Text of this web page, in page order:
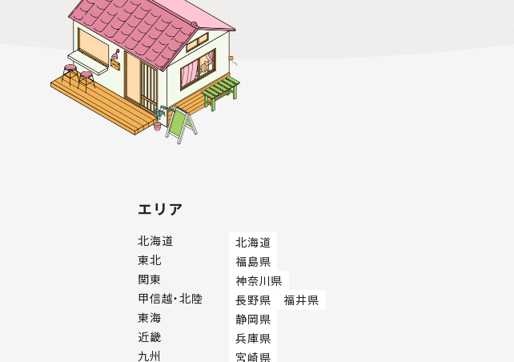
エリア
北海道
北海道
東北
福島県
関東
神奈川県
甲信越・北陸
長野県
福井県
東海
静岡県
近畿
兵庫県
九州
宮崎県